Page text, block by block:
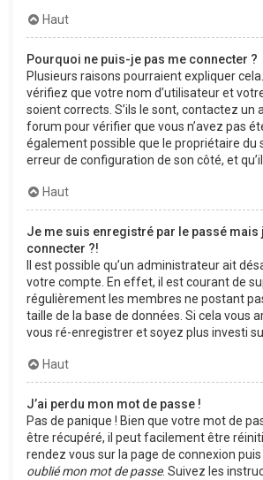
Haut
Pourquoi ne puis-je pas me connecter ?
Plusieurs raisons pourraient expliquer
vérifiez que votre nom d’utilisateur et
soient corrects. S’ils le sont, contactez un
forum pour vérifier que vous n’avez pas
également possible que le propriétaire du
erreur de configuration de son côté, et
Haut
Je me suis enregistré par le passé mais
connecter ?!
Il est possible qu’un administrateur ait
votre compte. En effet, il est courant de
régulièrement les membres ne postant
taille de la base de données. Si cela vous
vous ré-enregistrer et soyez plus investi
Haut
J’ai perdu mon mot de passe !
Pas de panique ! Bien que votre mot de
être récupéré, il peut facilement être
rendez vous sur la page de connexion
oublié mon mot de passe. Suivez les